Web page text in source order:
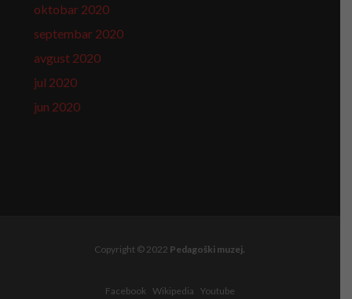
oktobar 2020
septembar 2020
avgust 2020
jul 2020
jun 2020
Copyright © 2022 Pedagoški muzej.
Facebook Wikipedia Youtube